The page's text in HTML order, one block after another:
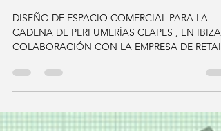
DISEÑO DE ESPACIO
COMERCIALES
DISEÑO DE ESPACIO COMERCIAL PARA LA
CADENA DE PERFUMERÍAS CLAPES , EN IBIZA,
HMY Perfumería Clapés...